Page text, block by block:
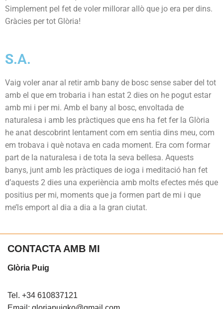
Simplement pel fet de voler millorar allò que jo era per dins.
Gràcies per tot Glòria!
S.A.
Vaig voler anar al retir amb bany de bosc sense saber del tot
amb el que em trobaria i han estat 2 dies on he pogut estar
amb mi i per mi. Amb el bany al bosc, envoltada de
naturalesa i amb les pràctiques que ens ha fet fer la Glòria
he anat descobrint lentament com em sentia dins meu, com
em trobava i què notava en cada moment. Era com formar
part de la naturalesa i de tota la seva bellesa. Aquests
banys, junt amb les pràctiques de ioga i meditació han fet
d’aquests 2 dies una experiència amb molts efectes més que
positius per mi, moments que ja formen part de mi i que
me’ls emport al dia a dia a la gran ciutat.
CONTACTA AMB MI
Glòria Puig
Tel. +34 610837121